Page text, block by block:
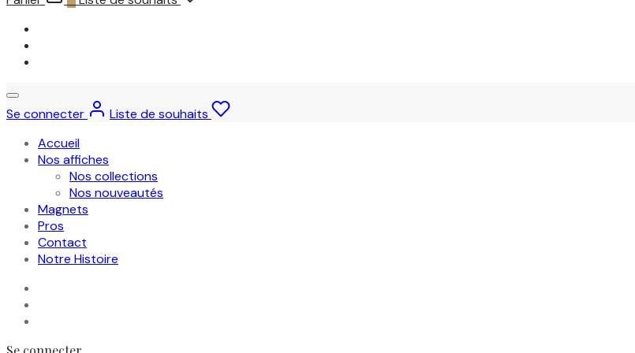
Se connecter
Liste de souhaits
Accueil
Nos affiches
Nos collections
Nos nouveautés
Magnets
Pros
Contact
Notre Histoire